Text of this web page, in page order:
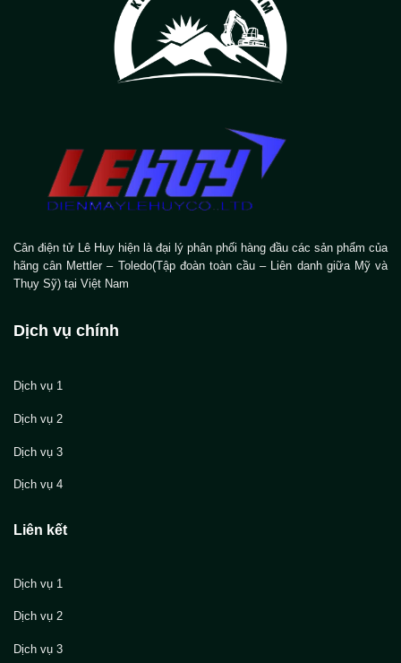
Cân điện tử Lê Huy hiện là đại lý phân phối hàng đầu các sản phẩm của
hãng cân Mettler – Toledo(Tập đoàn toàn cầu – Liên danh giữa Mỹ và
Thụy Sỹ) tại Việt Nam
Dịch vụ chính
Dịch vụ 1
Dịch vụ 2
Dịch vụ 3
Dịch vụ 4
Liên kết
Dịch vụ 1
Dịch vụ 2
Dịch vụ 3